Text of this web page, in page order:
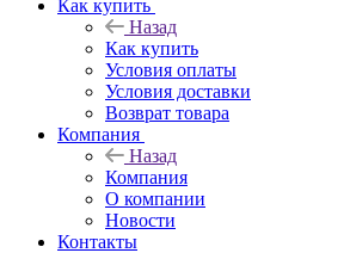
Как купить
Назад
Как купить
Условия оплаты
Условия доставки
Возврат товара
Компания
Назад
Компания
О компании
Новости
Контакты